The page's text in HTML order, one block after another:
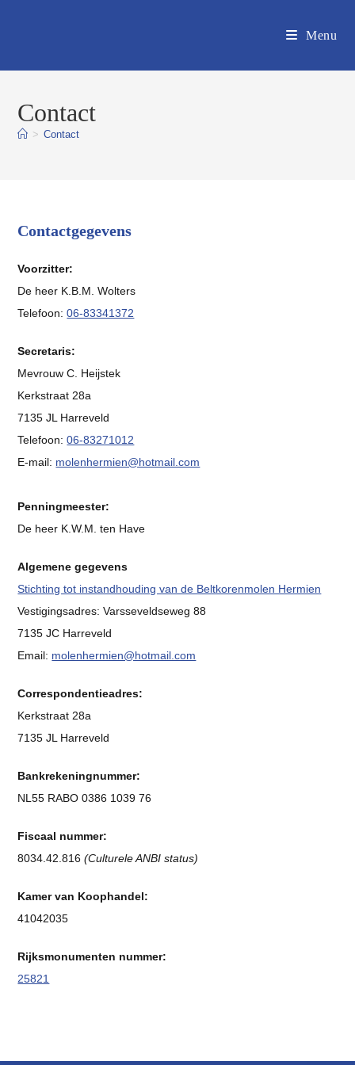
Menu
Contact
> Contact
Contactgegevens
Voorzitter:
De heer K.B.M. Wolters
Telefoon:06-83341372
Secretaris:
Mevrouw C. Heijstek
Kerkstraat 28a
7135 JL Harreveld
Telefoon:06-83271012
E-mail: molenhermien@hotmail.com
Penningmeester:
De heer K.W.M. ten Have
Algemene gegevens
Stichting tot instandhouding van de Beltkorenmolen Hermien
Vestigingsadres: Varsseveldseweg 88
7135 JC Harreveld
Email: molenhermien@hotmail.com
Correspondentieadres:
Kerkstraat 28a
7135 JL Harreveld
Bankrekeningnummer:
NL55 RABO 0386 1039 76
Fiscaal nummer:
8034.42.816(Culturele ANBI status)
Kamer van Koophandel:
41042035
Rijksmonumenten nummer:
25821